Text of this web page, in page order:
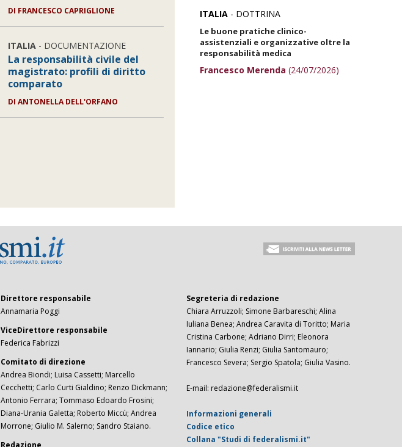
DI FRANCESCO CAPRIGLIONE
ITALIA- DOCUMENTAZIONE
La responsabilità civile del
magistrato: profili di diritto
comparato
DI ANTONELLA DELL'ORFANO
ITALIA - DOTTRINA
Le buone pratiche clinico-
assistenziali e organizzative oltre la
responsabilità medica
Francesco Merenda (24/07/2026)
Direttore responsabile
Annamaria Poggi
ViceDirettore responsabile
Federica Fabrizzi
Comitato di direzione
Andrea Biondi; Luisa Cassetti; Marcello
Cecchetti; Carlo Curti Gialdino; Renzo Dickmann;
Antonio Ferrara; Tommaso Edoardo Frosini;
Diana-Urania Galetta; Roberto Miccù; Andrea
Morrone; Giulio M. Salerno; Sandro Staiano.
Segreteria di redazione
Chiara Arruzzoli; Simone Barbareschi; Alina
Iuliana Benea; Andrea Caravita di Toritto; Maria
Cristina Carbone; Adriano Dirri; Eleonora
Iannario; Giulia Renzi; Giulia Santomauro;
Francesco Severa; Sergio Spatola; Giulia Vasino.
E-mail: redazione@federalismi.it
Informazioni generali
Codice etico
Collana "Studi di federalismi.it"